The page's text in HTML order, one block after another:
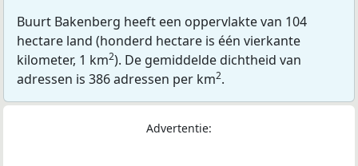
Buurt Bakenberg heeft een oppervlakte van 104
hectare land (honderd hectare is één vierkante
kilometer, 1 km2). De gemiddelde dichtheid van
adressen is 386 adressen per km2.
Advertentie: